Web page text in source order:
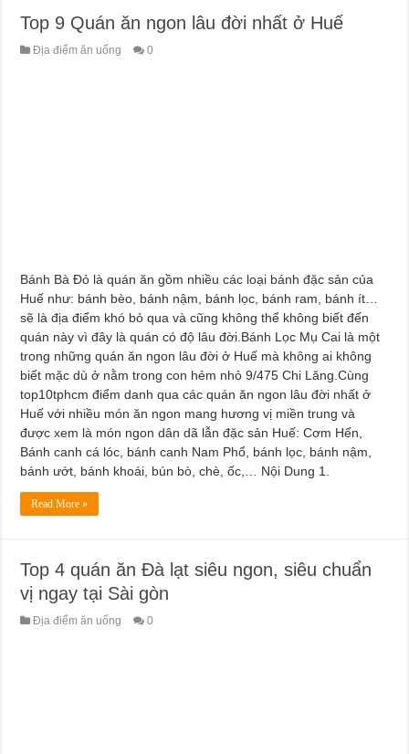
Top 9 Quán ăn ngon lâu đời nhất ở Huế
Địa điểm ăn uống 0
Bánh Bà Đỏ là quán ăn gồm nhiều các loại bánh đặc sản của
Huế như: bánh bèo, bánh nậm, bánh lọc, bánh ram, bánh ít…
sẽ là địa điểm khó bỏ qua và cũng không thể không biết đến
quán này vì đây là quán có độ lâu đời.Bánh Lọc Mụ Cai là một
trong những quán ăn ngon lâu đời ở Huế mà không ai không
biết mặc dù ở nằm trong con hẻm nhỏ 9/475 Chi Lăng.Cùng
top10tphcm điểm danh qua các quán ăn ngon lâu đời nhất ở
Huế với nhiều món ăn ngon mang hương vị miền trung và
được xem là món ngon dân dã lẫn đặc sản Huế: Cơm Hến,
Bánh canh cá lóc, bánh canh Nam Phổ, bánh lọc, bánh nậm,
bánh ướt, bánh khoái, bún bò, chè, ốc,… Nội Dung 1.
Read More »
Top 4 quán ăn Đà lạt siêu ngon, siêu chuẩn
vị ngay tại Sài gòn
Địa điểm ăn uống 0